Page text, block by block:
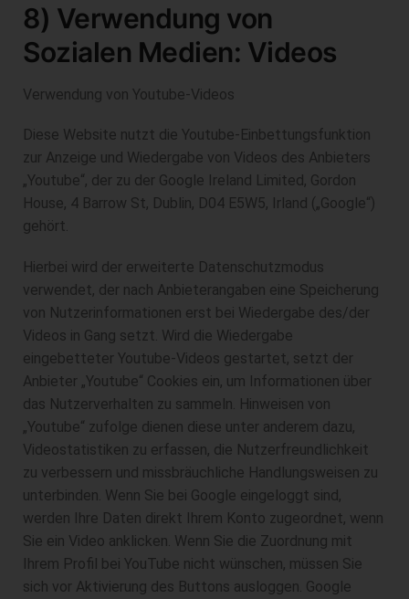
8) Verwendung von
Sozialen Medien: Videos
Verwendung von Youtube-Videos
Diese Website nutzt die Youtube-Einbettungsfunktion
zur Anzeige und Wiedergabe von Videos des Anbieters
„Youtube“, der zu der Google Ireland Limited, Gordon
House, 4 Barrow St, Dublin, D04 E5W5, Irland („Google“)
gehört.
Hierbei wird der erweiterte Datenschutzmodus
verwendet, der nach Anbieterangaben eine Speicherung
von Nutzerinformationen erst bei Wiedergabe des/der
Videos in Gang setzt. Wird die Wiedergabe
eingebetteter Youtube-Videos gestartet, setzt der
Anbieter „Youtube“ Cookies ein, um Informationen über
das Nutzerverhalten zu sammeln. Hinweisen von
„Youtube“ zufolge dienen diese unter anderem dazu,
Videostatistiken zu erfassen, die Nutzerfreundlichkeit
zu verbessern und missbräuchliche Handlungsweisen zu
unterbinden. Wenn Sie bei Google eingeloggt sind,
werden Ihre Daten direkt Ihrem Konto zugeordnet, wenn
Sie ein Video anklicken. Wenn Sie die Zuordnung mit
Ihrem Profil bei YouTube nicht wünschen, müssen Sie
sich vor Aktivierung des Buttons ausloggen. Google